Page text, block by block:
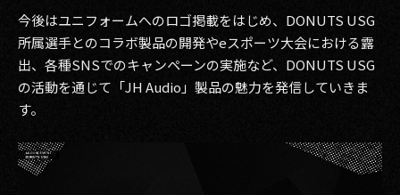
2014
2013
今後はユニフォームへのロゴ掲載をはじめ、DONUTS USG
所属選手とのコラボ製品の開発やeスポーツ大会における露
出、各種SNSでのキャンペーンの実施など、DONUTS USG
の活動を通じて「JH Audio」製品の魅力を発信していきま
す。